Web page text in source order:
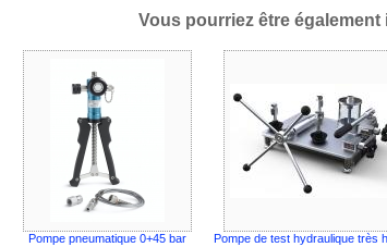
Vous pourriez être
Pompe pneumatique 0+45 bar
Pompe de test hydraulique très